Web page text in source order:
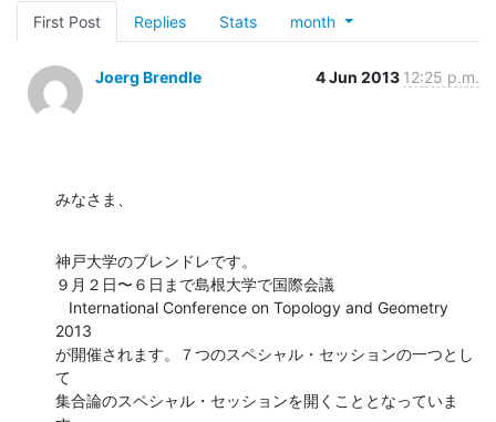
First Post Replies Stats month
Joerg Brendle 4 Jun 2013 12:25 p.m.
みなさま、
神戸大学のブレンドレです。
９月２日〜６日まで島根大学で国際会議
2013
が開催されます。７つのスペシャル・セッションの一つとし
て
集合論のスペシャル・セッションを開くこととなっていま